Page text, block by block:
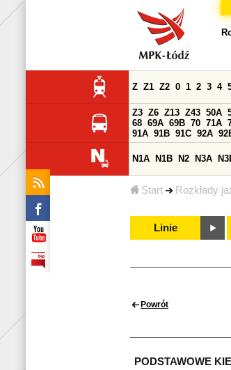
Start Rozkłady
Z Z1 Z2 0 1 2 3 4
Z3 Z6 Z13 Z43 50A
68 69A 69B 70 71A
91A 91B 91C 92A
N1A N1B N2 N3A
Linie
Powrót
PODSTAWOWE